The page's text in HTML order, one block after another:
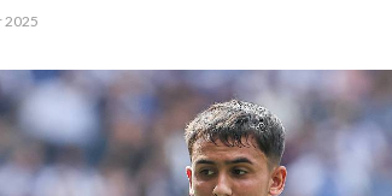
2025